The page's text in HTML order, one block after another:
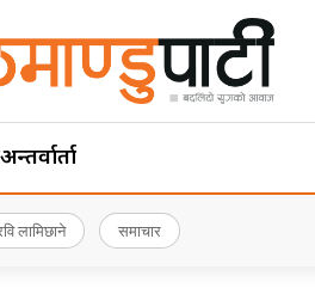
अन्तर्वार्ता
लामिछाने समाचार